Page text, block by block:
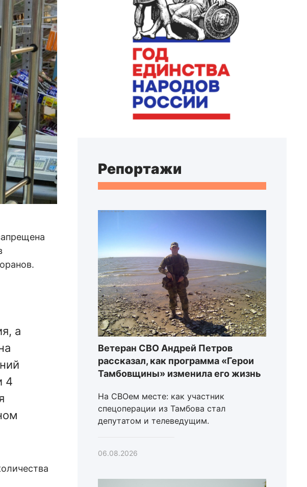
а
4
Репортажи
Ветеран СВО Андрей Петров
рассказал, как программа «Герои
Тамбовщины» изменила его жизнь
На СВОем месте: как участник
спецоперации из Тамбова стал
депутатом и телеведущим.
06.08.2026